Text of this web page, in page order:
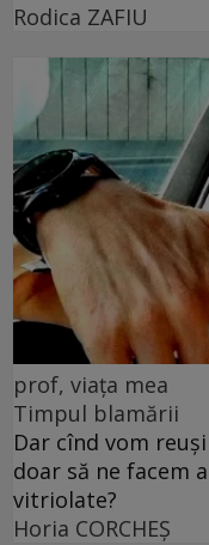
Rodica ZAFIU
prof, viața mea
Timpul blamării
Dar cînd vom
doar să ne facem
vitriolate?
Horia CORCHEŞ